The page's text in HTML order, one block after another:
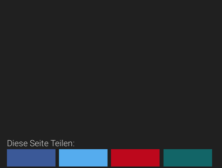
Diese Seite Teilen: